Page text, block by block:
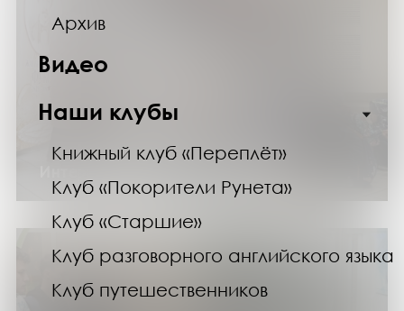
Архив
Видео
Наши клубы
Книжный клуб «Переплёт»
Клуб «Покорители Рунета»
Клуб «Старшие»
Клуб разговорного английского языка
Клуб путешественников